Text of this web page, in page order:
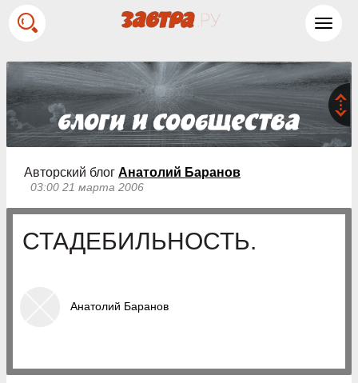
Авторский блог Анатолий Баранов
03:00 21 марта 2006
СТАДЕБИЛЬНОСТЬ.
Анатолий Баранов